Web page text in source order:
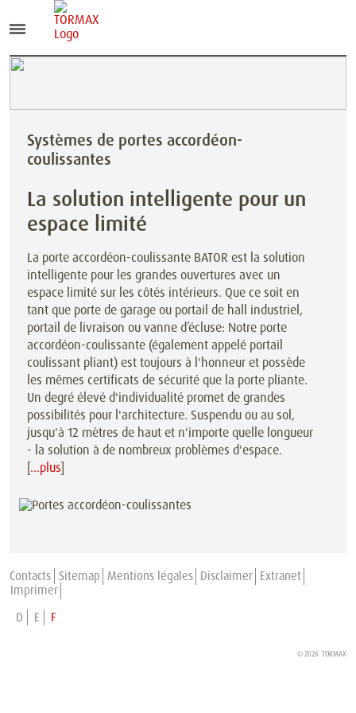
Systèmes de portes accordéon-
coulissantes
La solution intelligente pour un
espace limité
La porte accordéon-coulissante BATOR est la solution
intelligente pour les grandes ouvertures avec un
espace limité sur les côtés intérieurs. Que ce soit en
tant que porte de garage ou portail de hall industriel,
portail de livraison ou vanne d’écluse: Notre porte
accordéon-coulissante (également appelé portail
coulissant pliant) est toujours à l'honneur et possède
les mêmes certificats de sécurité que la porte pliante.
Un degré élevé d'individualité promet de grandes
possibilités pour l'architecture. Suspendu ou au sol,
jusqu'à 12 mètres de haut et n'importe quelle longueur
- la solution à de nombreux problèmes d'espace.
[…plus]
Contacts Sitemap Mentions légales Disclaimer Extranet
Imprimer
D
E F
© 2026 TORMAX